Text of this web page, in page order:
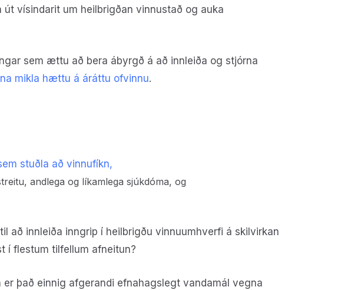
vísindarit um heilbrigðan vinnustað og auka
sem ættu að bera ábyrgð á að innleiða og stjórna
mikla hættu á áráttu ofvinnu.
stuðla að vinnufíkn,
andlega og líkamlega sjúkdóma, og
að innleiða inngrip í heilbrigðu vinnuumhverfi á skilvirkan
í flestum tilfellum afneitun?
það einnig afgerandi efnahagslegt vandamál vegna